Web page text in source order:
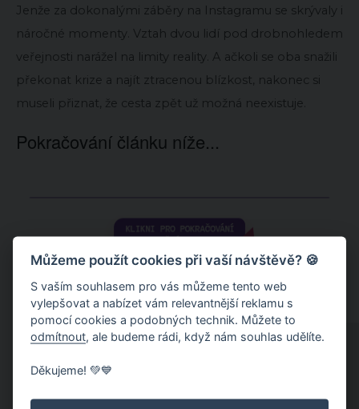
Jenže za dokonalými záběry na Instagramu se skrývaly i
náročné momenty. Vztah dvou lidí pod drobnohledem
veřejnosti narážel na limity reality. A ačkoli se oba snažili
překonat krize a najít ztracenou blízkost, nakonec si
museli přiznat, že cesta zpět už možná neexistuje.
Pokračování článku níže...
Můžeme použít cookies při vaší návštěvě? 🍪
S vaším souhlasem pro vás můžeme tento web
vylepšovat a nabízet vám relevantnější reklamu s
pomocí cookies a podobných technik. Můžete to
odmítnout, ale budeme rádi, když nám souhlas udělíte.
Děkujeme! 💚💙